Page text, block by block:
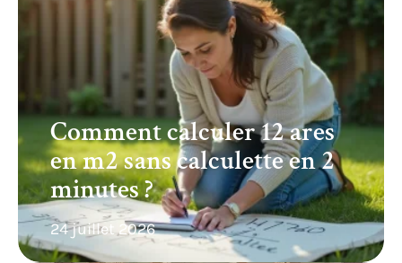
Comment calculer 12 ares
en m2 sans calculette en 2
minutes ?
24 juillet 2026